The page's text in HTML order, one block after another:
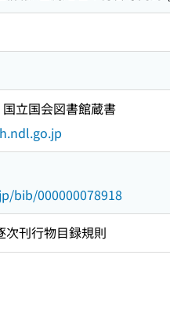
立国会図書館蔵書
bib/000000078918
次刊行物目録規則